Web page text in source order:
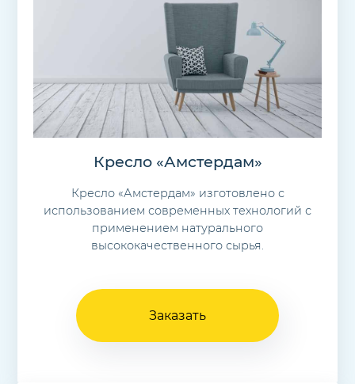
Кресло «Амстердам»
Кресло «Амстердам» изготовлено с
использованием современных технологий с
применением натурального
высококачественного сырья.
Заказать